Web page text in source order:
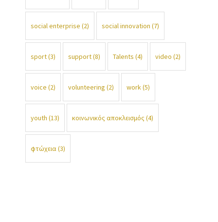
social enterprise (2) social innovation (7)
sport(3) support(8) Talents (4) video (2)
voice (2) volunteering (2) work(5)
youth (13) κοινωνικός αποκλεισμός (4)
φτώχεια(3)